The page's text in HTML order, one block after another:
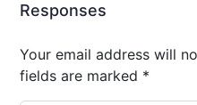
Responses
Your email address will
fields are marked *